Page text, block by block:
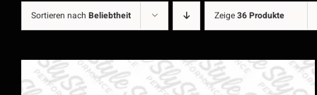
Sortieren nach Beliebtheit Zeige36 Produkte